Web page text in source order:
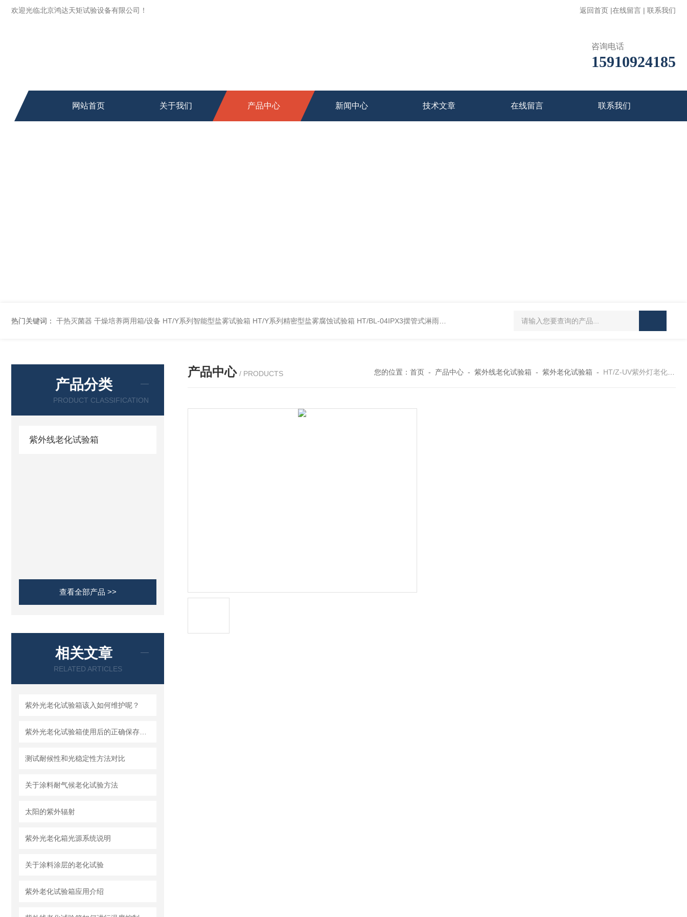
欢迎光临北京鸿达天矩试验设备有限公司！ 返回首页 |在线留言 | 联系我们
咨询电话
15910924185
网站首页 关于我们 产品中心 新闻中心 技术文章 在线留言 联系我们
热门关键词： 干热灭菌器 干燥培养两用箱/设备 HT/Y系列智能型盐雾试验箱 HT/Y系列精密型盐雾腐蚀试验箱 HT/BL-04IPX3摆管式淋雨试验机 HT/SC-800砂尘试验机厂家 HT/GDSJ-80天津小型高低温交变湿热试验
产品分类
PRODUCT CLASSIFICATION
紫外线老化试验箱
查看全部产品 >>
相关文章
RELATED ARTICLES
紫外光老化试验箱该入如何维护呢？
测试耐候性和光稳定性方法对比
关于涂料耐气候老化试验方法
太阳的紫外辐射
紫外光老化箱光源系统说明
关于涂料涂层的老化试验
紫外老化试验箱应用介绍
产品中心 / PRODUCTS 您的位置： 首页- 产品中心- 紫外线老化试验箱 - 紫外老化试验箱 - HT/Z-UV紫外灯老化试验箱